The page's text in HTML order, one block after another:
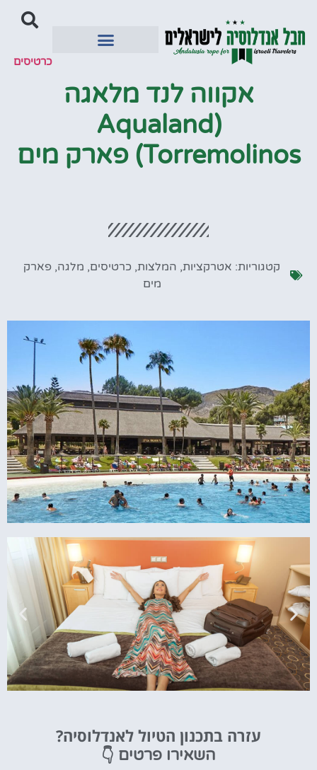
כרטיסים
אקווה לנד מלאגה
(Aqualand
Torremolinos) פארק מים
קטגוריות: אטרקציות, המלצות, כרטיסים, מלגה, פארק
מים
מציאת מלון
עזרה בתכנון הטיול לאנדלוסיה?
השאירו פרטים 👇